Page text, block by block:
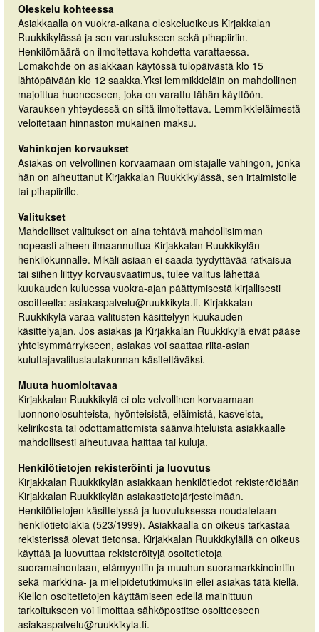
Oleskelu kohteessa
Asiakkaalla on vuokra-aikana oleskeluoikeus Kirjakkalan
Ruukkikylässä ja sen varustukseen sekä pihapiiriin.
Henkilömäärä on ilmoitettava kohdetta varattaessa.
Lomakohde on asiakkaan käytössä tulopäivästä klo 15
lähtöpäivään klo 12 saakka.Yksi lemmikkieläin on mahdollinen
majoittua huoneeseen, joka on varattu tähän käyttöön.
Varauksen yhteydessä on siitä ilmoitettava. Lemmikkieläimestä
veloitetaan hinnaston mukainen maksu.
Vahinkojen korvaukset
Asiakas on velvollinen korvaamaan omistajalle vahingon, jonka
hän on aiheuttanut Kirjakkalan Ruukkikylässä, sen irtaimistolle
tai pihapiirille.
Valitukset
Mahdolliset valitukset on aina tehtävä mahdollisimman
nopeasti aiheen ilmaannuttua Kirjakkalan Ruukkikylän
henkilökunnalle. Mikäli asiaan ei saada tyydyttävää ratkaisua
tai siihen liittyy korvausvaatimus, tulee valitus lähettää
kuukauden kuluessa vuokra-ajan päättymisestä kirjallisesti
osoitteella: asiakaspalvelu@ruukkikyla.fi. Kirjakkalan
Ruukkikylä varaa valitusten käsittelyyn kuukauden
käsittelyajan. Jos asiakas ja Kirjakkalan Ruukkikylä eivät pääse
yhteisymmärrykseen, asiakas voi saattaa riita-asian
kuluttajavalituslautakunnan käsiteltäväksi.
Muuta huomioitavaa
Kirjakkalan Ruukkikylä ei ole velvollinen korvaamaan
luonnonolosuhteista, hyönteisistä, eläimistä, kasveista,
kelirikosta tai odottamattomista säänvaihteluista asiakkaalle
mahdollisesti aiheutuvaa haittaa tai kuluja.
Henkilötietojen rekisteröinti ja luovutus
Kirjakkalan Ruukkikylän asiakkaan henkilötiedot rekisteröidään
Kirjakkalan Ruukkikylän asiakastietojärjestelmään.
Henkilötietojen käsittelyssä ja luovutuksessa noudatetaan
henkilötietolakia (523/1999). Asiakkaalla on oikeus tarkastaa
rekisterissä olevat tietonsa. Kirjakkalan Ruukkikylällä on oikeus
käyttää ja luovuttaa rekisteröityjä osoitetietoja
suoramainontaan, etämyyntiin ja muuhun suoramarkkinointiin
sekä markkina- ja mielipidetutkimuksiin ellei asiakas tätä kiellä.
Kiellon osoitetietojen käyttämiseen edellä mainittuun
tarkoitukseen voi ilmoittaa sähköpostitse osoitteeseen
asiakaspalvelu@ruukkikyla.fi.